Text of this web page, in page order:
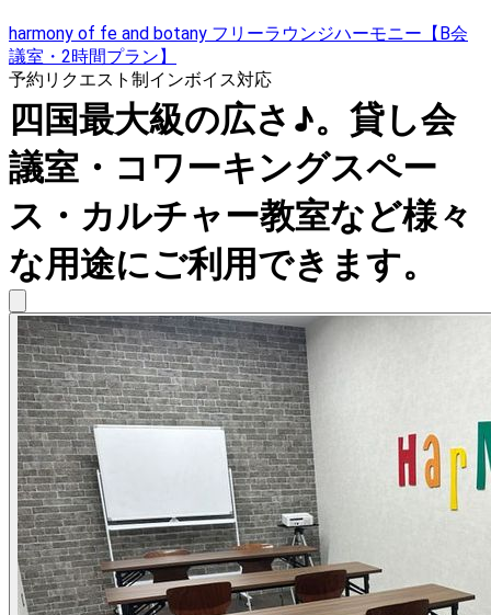
harmony of fe and botany フリーラウンジハーモニー【B会
議室・2時間プラン】
予約リクエスト制インボイス対応
四国最大級の広さ♪。貸し会
議室・コワーキングスペー
ス・カルチャー教室など様々
な用途にご利用できます。